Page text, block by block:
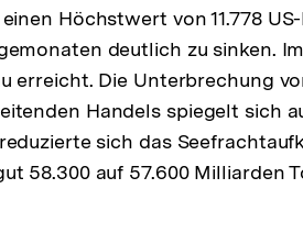
Höchstwert von 11.778
deutlich zu sinken.
erreicht. Die Unterbrechung
Handels spiegelt sich
sich das
58.300 auf 57.600 Milliarden